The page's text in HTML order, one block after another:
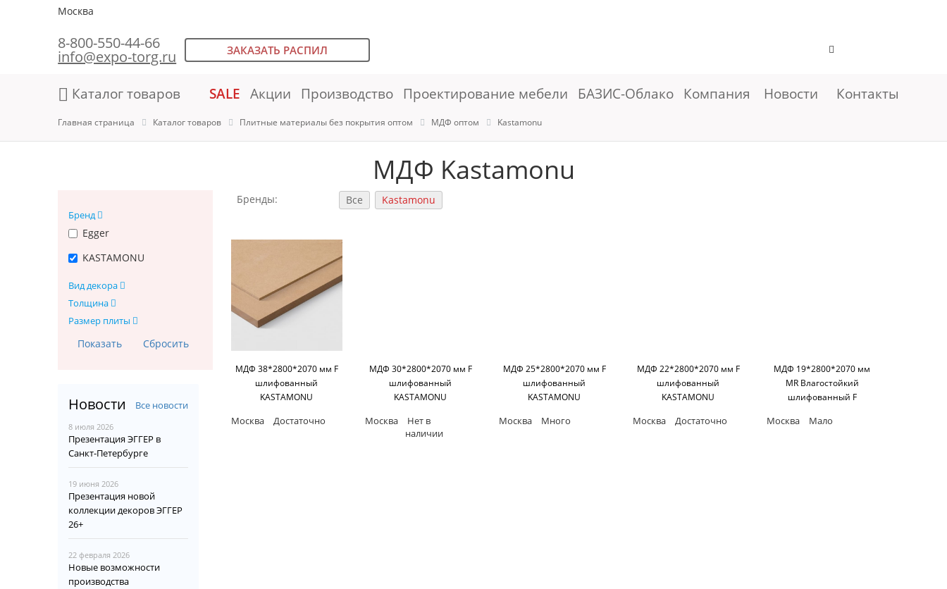
Москва
8-800-550-44-66
info@expo-torg.ru ЗАКАЗАТЬ РАСПИЛ
Каталог товаров SALE Акции Производство Проектирование мебели БАЗИС-Облако Компания Новости Контакты
Главная страница Каталог товаров Плитные материалы без покрытия оптом МДФ оптом Kastamonu
МДФ Kastamonu
Бренд
Egger
KASTAMONU
Вид декора
Толщина
Размер плиты
Новости Все новости
8 июля 2026
Презентация ЭГГЕР в
Санкт-Петербурге
19 июня 2026
Презентация новой
коллекции декоров ЭГГЕР
26+
22 февраля 2026
Новые возможности
производства
Бренды: Все Kastamonu
МДФ 38*2800*2070 мм F
шлифованный
KASTAMONU
Москва Достаточно
МДФ 30*2800*2070 мм F
шлифованный
KASTAMONU
Москва
Нет в
наличии
МДФ 25*2800*2070 мм F
шлифованный
KASTAMONU
Москва Много
МДФ 22*2800*2070 мм F
шлифованный
KASTAMONU
Москва Достаточно
МДФ 19*2800*2070 мм
MR Влагостойкий
шлифованный F
Москва Мало